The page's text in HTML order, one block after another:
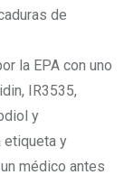
de
la EPA con uno
IR3535,
y
etiqueta y
médico antes